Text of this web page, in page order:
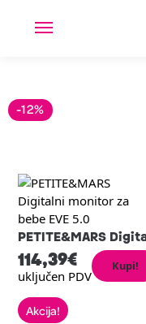
PETITE&MARS
114,39€
uključen PDV
Kupi!
Akcija!
-12%